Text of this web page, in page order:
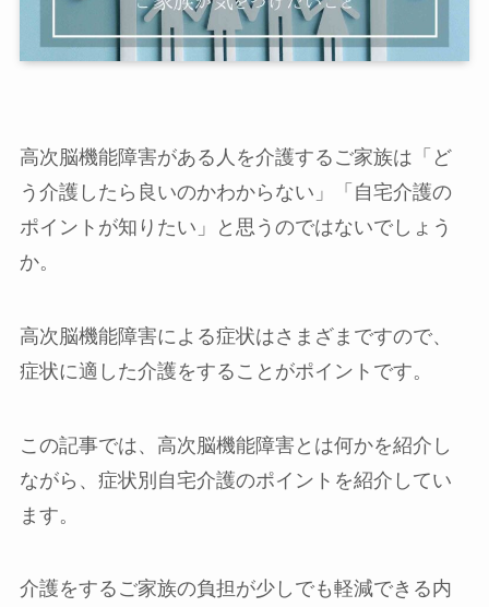
高次脳機能障害がある人を介護するご家族は「ど
う介護したら良いのかわからない」「自宅介護の
ポイントが知りたい」と思うのではないでしょう
か。
高次脳機能障害による症状はさまざまですので、
症状に適した介護をすることがポイントです。
この記事では、高次脳機能障害とは何かを紹介し
ながら、症状別自宅介護のポイントを紹介してい
ます。
介護をするご家族の負担が少しでも軽減できる内